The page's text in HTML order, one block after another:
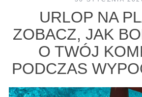
URLOP NA
ZOBACZ, JAK
O TWÓJ
PODCZAS